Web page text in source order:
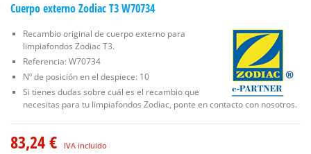
Cuerpo externo Zodiac T3 W70734
Recambio original de cuerpo externo para
limpiafondos Zodiac T3.
Referencia: W70734
Nº de posición en el despiece: 10
Si tienes dudas sobre cuál es el recambio que
necesitas para tu limpiafondos Zodiac, ponte en contacto con nosotros.
83,24 € IVA incluido